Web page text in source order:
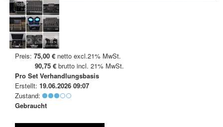
Preis: 75,00 € netto excl.21% MwSt.
90,75 € brutto incl. 21% MwSt.
Pro Set Verhandlungsbasis
Erstellt: 19.06.2026 09:07
Zustand:
Gebraucht